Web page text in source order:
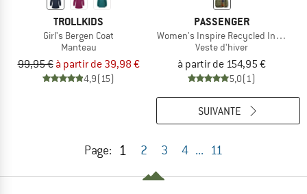
TROLLKIDS
Girl's Bergen Coat
Manteau
99,95 € à partir de 39,98 €
4,9(15)
PASSENGER
Women's Inspire Recycled
Veste d'hiver
à partir de 154,95 €
5,0(1)
Page: 1 2 3 4 ... 11
SUIVANTE